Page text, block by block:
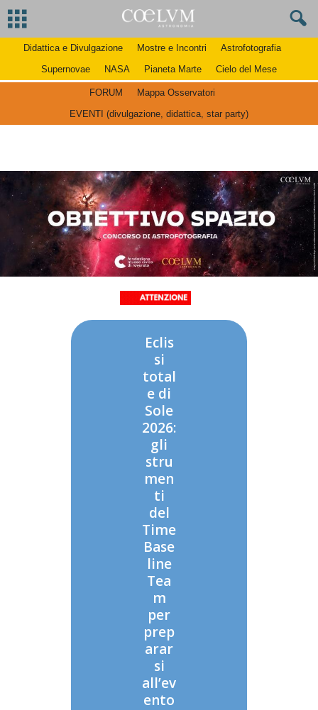
Didattica e Divulgazione Mostre e Incontri
Astrofotografia
Supernovae
NASA Pianeta Marte Cielo del Mese
FORUM
Mappa Osservatori
EVENTI (divulgazione, didattica, star party)
Eclis
si
total
e di
Sole
2026:
gli
stru
men
ti
del
Time
Base
line
Tea
m
per
prep
arar
si
all’ev
ento